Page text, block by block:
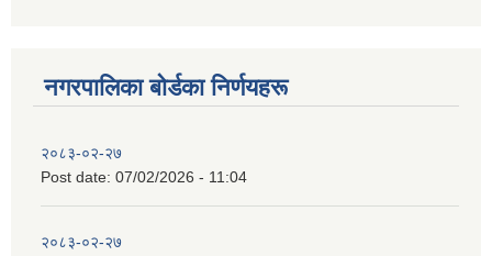
नगरपालिका बाेर्डका निर्णयहरू
२०८३-०२-२७
Post date: 07/02/2026 - 11:04
२०८३-०२-२७